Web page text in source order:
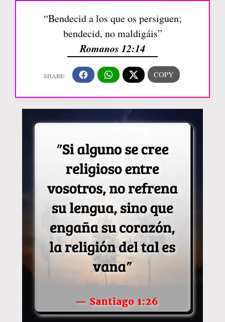
“Bendecid a los que os persiguen;
bendecid, no maldigáis”
Romanos 12:14